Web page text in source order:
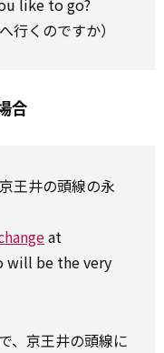
行くのですか）
合
王井の頭線の永
at
will be the very
、京王井の頭線に